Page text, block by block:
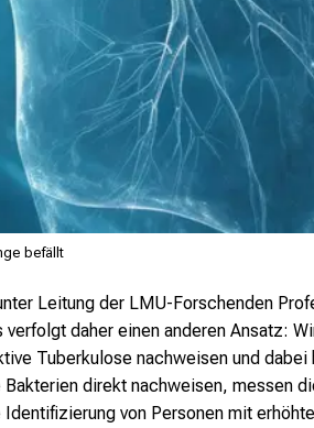
befällt
Leitung der LMU-Forschenden
daher einen anderen Ansatz:
Tuberkulose nachweisen und
direkt nachweisen, messen
von Personen mit